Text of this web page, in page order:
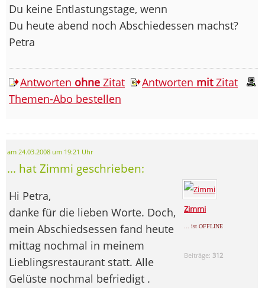
Du keine Entlastungstage, wenn
Du heute abend noch Abschiedessen machst?
Petra
Antworten ohne Zitat Antworten mitZitat
Themen-Abo bestellen
am 24.03.2008 um 19:21 Uhr
... hat Zimmi geschrieben:
Zimmi
... ist OFFLINE
Beiträge: 312
Hi Petra,
danke für die lieben Worte. Doch,
mein Abschiedsessen fand heute
mittag nochmal in meinem
Lieblingsrestaurant statt. Alle
Gelüste nochmal befriedigt .